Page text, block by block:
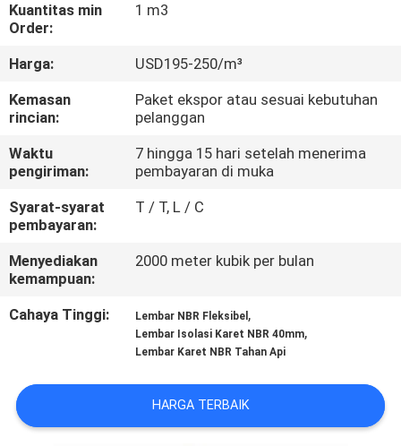
TUR
PABRIK
KONTROL
HUBUNGI
KAMI
BLOG
PERMINTAAN
SITEMAP
Kuantitas min
Order:
1 m3
Harga:
USD195-250/m³
Kemasan
rincian:
Paket ekspor atau sesuai kebutuhan
pelanggan
Waktu
pengiriman:
7 hingga 15 hari setelah menerima
pembayaran di muka
Syarat-syarat
pembayaran:
T / T, L / C
Menyediakan
kemampuan:
2000 meter kubik per bulan
Cahaya Tinggi: Lembar NBR Fleksibel ,
Lembar Isolasi Karet NBR 40mm,
Lembar Karet NBR Tahan Api
HARGA TERBAIK